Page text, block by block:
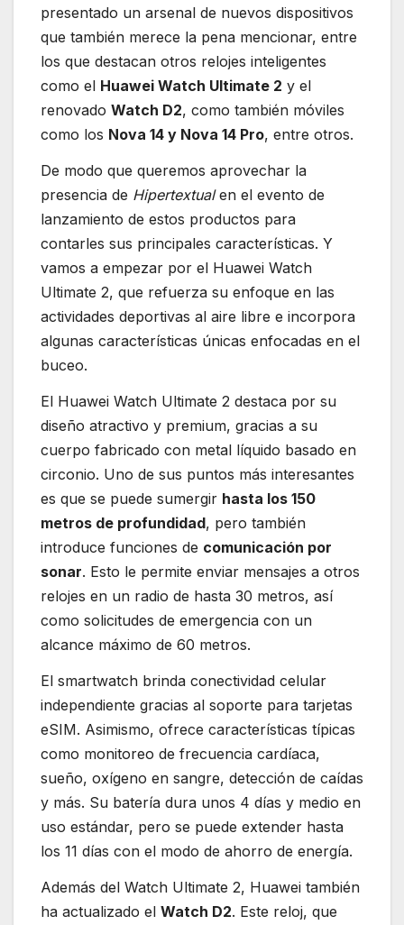
presentado un arsenal de nuevos dispositivos
que también merece la pena mencionar, entre
los que destacan otros relojes inteligentes
como el Huawei Watch Ultimate 2 y el
renovado Watch D2, como también móviles
como los Nova 14 y Nova 14 Pro, entre otros.
De modo que queremos aprovechar la
presencia de Hipertextualen el evento de
lanzamiento de estos productos para
contarles sus principales características. Y
vamos a empezar por el Huawei Watch
Ultimate 2, que refuerza su enfoque en las
actividades deportivas al aire libre e incorpora
algunas características únicas enfocadas en el
buceo.
El Huawei Watch Ultimate 2 destaca por su
diseño atractivo y premium, gracias a su
cuerpo fabricado con metal líquido basado en
circonio. Uno de sus puntos más interesantes
es que se puede sumergir hasta los 150
metros de profundidad, pero también
introduce funciones de comunicación por
sonar. Esto le permite enviar mensajes a otros
relojes en un radio de hasta 30 metros, así
como solicitudes de emergencia con un
alcance máximo de 60 metros.
El smartwatch brinda conectividad celular
independiente gracias al soporte para tarjetas
eSIM. Asimismo, ofrece características típicas
como monitoreo de frecuencia cardíaca,
sueño, oxígeno en sangre, detección de caídas
y más. Su batería dura unos 4 días y medio en
uso estándar, pero se puede extender hasta
los 11 días con el modo de ahorro de energía.
Además del Watch Ultimate 2, Huawei también
ha actualizado el Watch D2. Este reloj, que